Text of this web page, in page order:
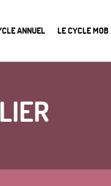
ANNUEL LE CYCLE MOB